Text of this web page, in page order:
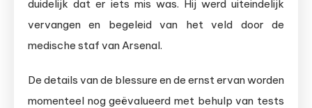
duidelijk dat er iets mis was. Hij werd uiteindelijk
vervangen en begeleid van het veld door de
medische staf van Arsenal.
De details van de blessure en de ernst ervan worden
momenteel nog geëvalueerd met behulp van tests